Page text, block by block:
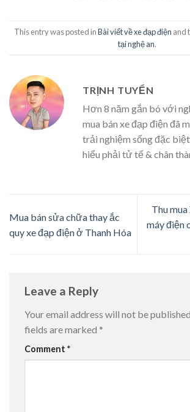
This entry was posted inBài viết về xe đạp điện and
tại nghệ an.
TRỊNH TUYỂN
Hơn 8 năm gắn bó với
mua bán xe đạp điện đã
trải nghiệm sống đặc
hiểu phải tử tế & chân
Mua bán sửa chữa thay ắc
quy xe đạp điện ở Thanh Hóa
Thu
máy điện
Leave a Reply
Your email address will not be
fields are marked *
Comment *